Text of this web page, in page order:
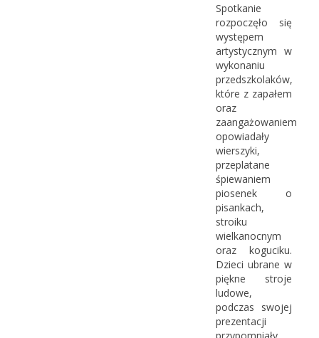
Spotkanie
rozpoczęło się
występem
artystycznym w
wykonaniu
przedszkolaków,
które z zapałem
oraz
zaangażowaniem
opowiadały
wierszyki,
przeplatane
śpiewaniem
piosenek o
pisankach,
stroiku
wielkanocnym
oraz koguciku.
Dzieci ubrane w
piękne stroje
ludowe,
podczas swojej
prezentacji